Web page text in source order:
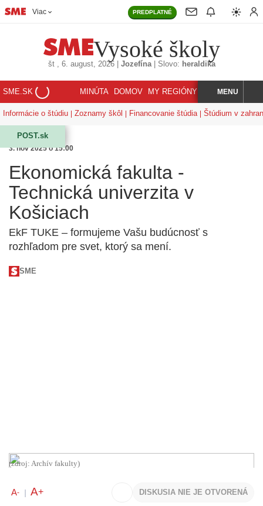
Viac PREDPLATNÉ
Vysoké školy
št, 6. august, 2026| Jozefína| Slovo: heraldika
SME.SK MINÚTA DOMOV MY REGIÓNY KORZÁR
HĽADAJMENU
Informácie o štúdiu Zoznamy škôl Financovanie štúdia Štúdium v
POST.sk
3. nov 2025 o 15:00
Ekonomická fakulta -
Technická univerzita v
Košiciach
EkF TUKE – formujeme Vašu budúcnosť s
rozhľadom pre svet, ktorý sa mení.
SME
(zdroj: Archív fakulty)
A- A+ DISKUSIA NIE JE OTVORENÁ